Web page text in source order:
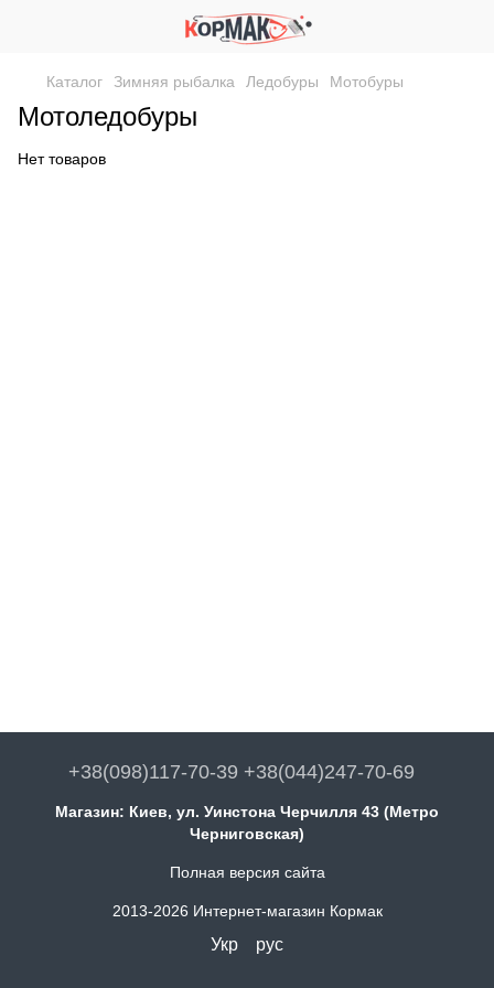
Каталог Зимняя рыбалка Ледобуры Мотобуры
Мотоледобуры
Нет товаров
+38(098)117-70-39 +38(044)247-70-69
Магазин: Киев, ул. Уинстона Черчилля 43 (Метро
Черниговская)
Полная версия сайта
2013-2026 Интернет-магазин Кормак
Укр рус